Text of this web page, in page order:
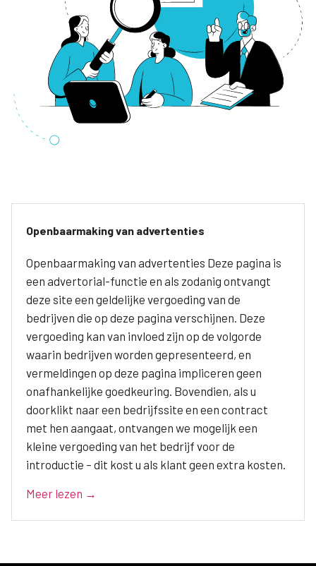
Openbaarmaking van advertenties
Openbaarmaking van advertenties Deze pagina is
een advertorial-functie en als zodanig ontvangt
deze site een geldelijke vergoeding van de
bedrijven die op deze pagina verschijnen. Deze
vergoeding kan van invloed zijn op de volgorde
waarin bedrijven worden gepresenteerd, en
vermeldingen op deze pagina impliceren geen
onafhankelijke goedkeuring. Bovendien, als u
doorklikt naar een bedrijfssite en een contract
met hen aangaat, ontvangen we mogelijk een
kleine vergoeding van het bedrijf voor de
introductie – dit kost u als klant geen extra kosten.
Meer lezen →